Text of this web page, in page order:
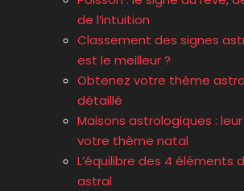
de l’intuition
Classement des signes
est le meilleur ?
Obtenez votre thème
détaillé
Maisons astrologiques :
votre thème natal
L’équilibre des 4 éléments
astral